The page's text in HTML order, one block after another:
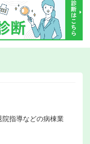
院指導などの病棟業